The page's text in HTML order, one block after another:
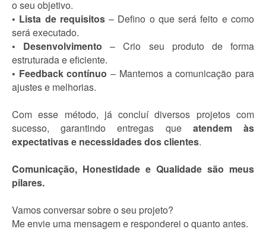
o seu objetivo.
• Lista de requisitos– Defino o que será feito e como
será executado.
• Desenvolvimento – Crio seu produto de forma
estruturada e eficiente.
• Feedback contínuo – Mantemos a comunicação para
ajustes e melhorias.
Com esse método, já concluí diversos projetos com
sucesso, garantindo entregas que atendem às
expectativas e necessidades dos clientes.
Comunicação, Honestidade e Qualidade são meus
pilares.
Vamos conversar sobre o seu projeto?
Me envie uma mensagem e responderei o quanto antes.